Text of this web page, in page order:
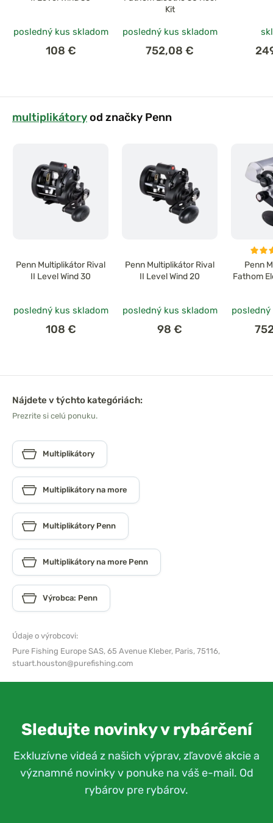
posledný kus skladom
108 €
Kit
posledný kus skladom
752,08 €
multiplikátoryod značky Penn
Penn Multiplikátor Rival
II Level Wind 30
posledný kus skladom
108 €
Penn Multiplikátor Rival
II Level Wind 20
posledný kus skladom
98 €
Penn
Fathom
Nájdete v týchto kategóriách:
Prezrite si celú ponuku.
Multiplikátory
Multiplikátory na more
Multiplikátory Penn
Multiplikátory na more Penn
Výrobca: Penn
Údaje o výrobcovi:
Pure Fishing Europe SAS, 65 Avenue Kleber, Paris, 75116,
stuart.houston@purefishing.com
Sledujte novinky v rybárčení
Exkluzívne videá z našich výprav, zľavové akcie a
významné novinky v ponuke na váš e-mail. Od
rybárov pre rybárov.